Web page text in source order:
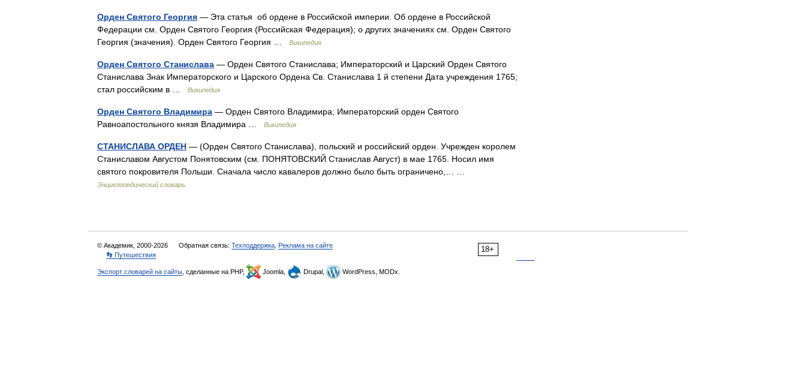
Орден Святого Георгия — Эта статья об ордене в Российской империи. Об ордене в Российской
Федерации см. Орден Святого Георгия (Российская Федерация); о других значениях см. Орден Святого
Георгия (значения). Орден Святого Георгия …
Википедия
Орден Святого Станислава — Орден Святого Станислава; Императорский и Царский Орден Святого
Станислава Знак Императорского и Царского Ордена Св. Станислава 1 й степени Дата учреждения 1765;
стал российским в …
Википедия
Орден Святого Владимира — Орден Святого Владимира; Императорский орден Святого
Равноапостольного князя Владимира …
Википедия
СТАНИСЛАВА ОРДЕН — (Орден Святого Станислава), польский и российский орден. Учрежден королем
Станиславом Августом Понятовским (см. ПОНЯТОВСКИЙ Станислав Август) в мае 1765. Носил имя
святого покровителя Польши. Сначала число кавалеров должно было быть ограничено,… …
Энциклопедический словарь
18+
© Академик, 2000-2026 Обратная связь: Техподдержка Реклама на сайте
👣 Путешествия
Экспорт словарей на сайты , сделанные на PHP, Joomla, Drupal, WordPress, MODx.